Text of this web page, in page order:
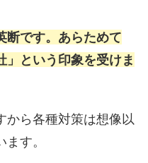
断です。あらためて
」という印象を受けま
から各種対策は想像以
す。